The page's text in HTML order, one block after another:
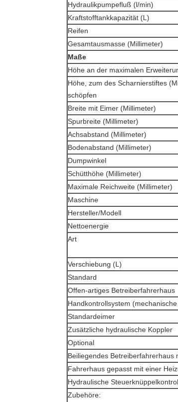
Hydraulikpumpefluß (l/min)
Kraftstofftankkapazität
Gesamtausmasse
Maße
Höhe an der maximalen
Höhe, zum des Scharnierstiftes
schöpfen
Breite mit Eimer
Spurbreite
Achsabstand
Bodenabstand
Schütthöhe
Maximale
Maschine
Hersteller/Modell
Nettoenergie
Art
Verschiebung (L)
Standard
Offen-artiges Betreiberfahrerhaus
Handkontrollsystem (mechanische
Standardeimer
Zusätzliche hydraulische Koppler
Optional
Beiliegendes Betreiberfahrerhaus
Fahrerhaus gepasst mit einer
Hydraulische
Zubehöre: